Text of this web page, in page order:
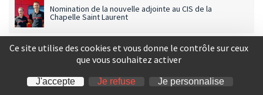
Nomination de la nouvelle adjointe au CIS de la
Chapelle Saint Laurent
Validation de modules complémentaires pour les JSP
validés sur les...
Ce site utilise des cookies et vous donne le contrôle sur ceux
que vous souhaitez activer
J'accepte Je refuse Je personnalise